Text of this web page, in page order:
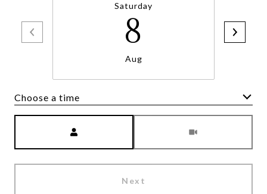
Saturday
8
Aug
Choose a time
Next